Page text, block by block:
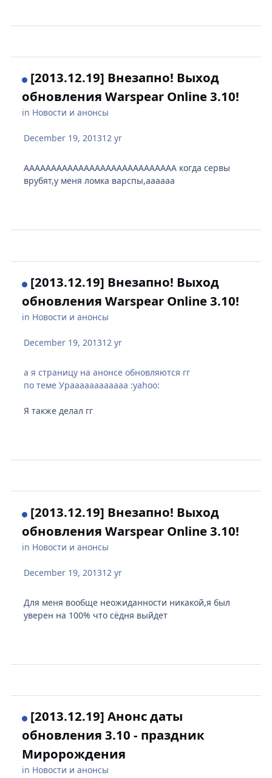
[2013.12.19] Внезапно! Выход
обновления Warspear Online 3.10!
in Новости и анонсы
December 19, 201312 yr
АААААААААААААААААААААААААААА когда сервы
врубят,у меня ломка варспы,аааааа
[2013.12.19] Внезапно! Выход
обновления Warspear Online 3.10!
in Новости и анонсы
December 19, 201312 yr
а я страницу на анонсе обновляются гг
по теме Ураааааааааааа :yahoo:
Я также делал гг
[2013.12.19] Внезапно! Выход
обновления Warspear Online 3.10!
in Новости и анонсы
December 19, 201312 yr
Для меня вообще неожиданности никакой,я был
уверен на 100% что сёдня выйдет
[2013.12.19] Анонс даты
обновления 3.10 - праздник
Миророждения
in Новости и анонсы